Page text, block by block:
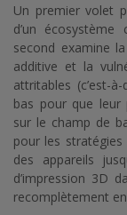
Un premier volet
d’un écosystème
second examine
additive et la
attritables (c’est-
bas pour que leur
sur le champ de
pour les
des appareils
d’impression 3D
recomplètement